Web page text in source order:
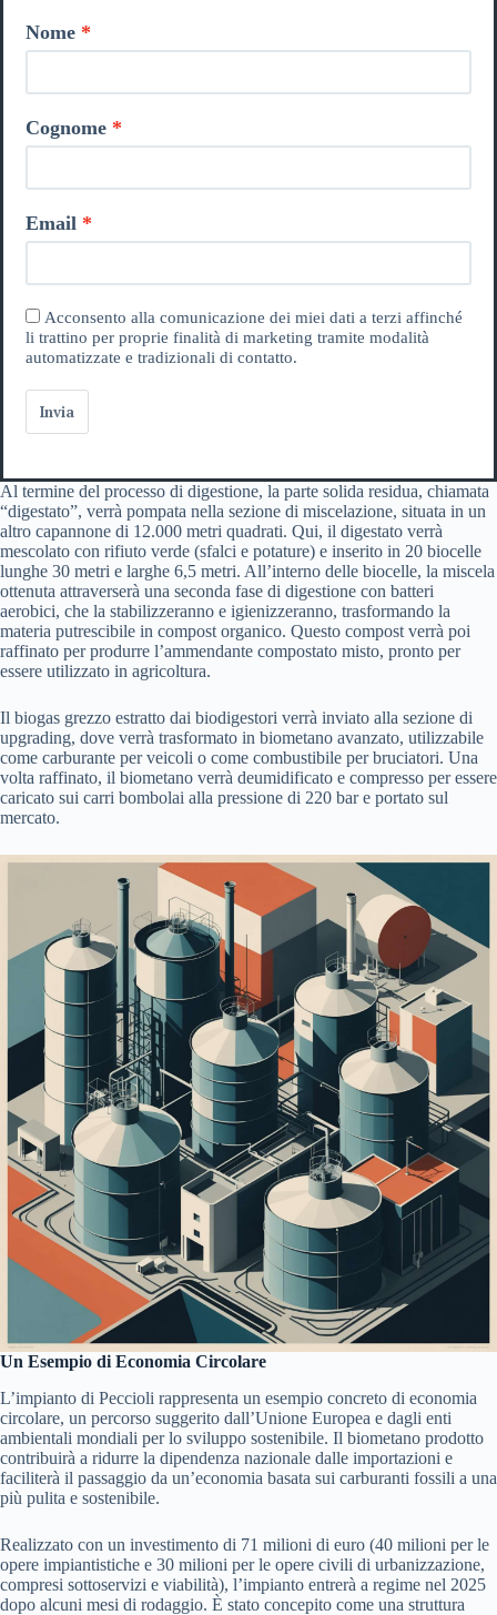
Nome
Cognome
Email
Acconsento alla comunicazione dei miei dati a terzi affinché
li trattino per proprie finalità di marketing tramite modalità
automatizzate e tradizionali di contatto.
Invia
Al termine del processo di digestione, la parte solida residua, chiamata
“digestato”, verrà pompata nella sezione di miscelazione, situata in un
altro capannone di 12.000 metri quadrati. Qui, il digestato verrà
mescolato con rifiuto verde (sfalci e potature) e inserito in 20 biocelle
lunghe 30 metri e larghe 6,5 metri. All’interno delle biocelle, la miscela
ottenuta attraverserà una seconda fase di digestione con batteri
aerobici, che la stabilizzeranno e igienizzeranno, trasformando la
materia putrescibile in compost organico. Questo compost verrà poi
raffinato per produrre l’ammendante compostato misto, pronto per
essere utilizzato in agricoltura.
Il biogas grezzo estratto dai biodigestori verrà inviato alla sezione di
upgrading, dove verrà trasformato in biometano avanzato, utilizzabile
come carburante per veicoli o come combustibile per bruciatori. Una
volta raffinato, il biometano verrà deumidificato e compresso per essere
caricato sui carri bombolai alla pressione di 220 bar e portato sul
mercato.
Un Esempio di Economia Circolare
L’impianto di Peccioli rappresenta un esempio concreto di economia
circolare, un percorso suggerito dall’Unione Europea e dagli enti
ambientali mondiali per lo sviluppo sostenibile. Il biometano prodotto
contribuirà a ridurre la dipendenza nazionale dalle importazioni e
faciliterà il passaggio da un’economia basata sui carburanti fossili a una
più pulita e sostenibile.
Realizzato con un investimento di 71 milioni di euro (40 milioni per le
opere impiantistiche e 30 milioni per le opere civili di urbanizzazione,
compresi sottoservizi e viabilità), l’impianto entrerà a regime nel 2025
dopo alcuni mesi di rodaggio. È stato concepito come una struttura